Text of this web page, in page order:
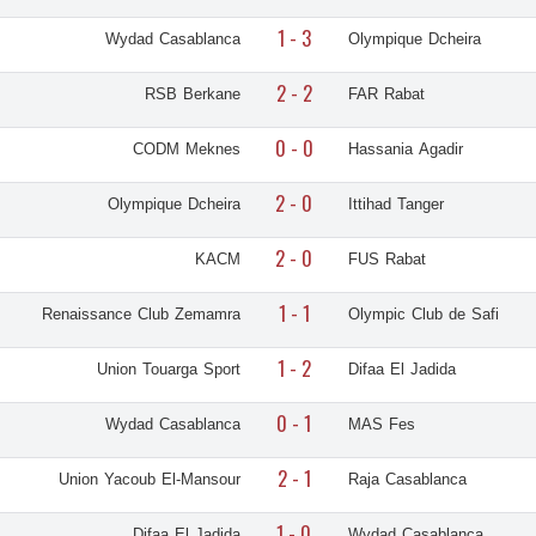
Wydad Casablanca 1 - 3 Olympique Dcheira
RSB Berkane 2 - 2 FAR Rabat
CODM Meknes 0 - 0 Hassania Agadir
Olympique Dcheira 2 - 0 Ittihad Tanger
KACM 2 - 0 FUS Rabat
Renaissance Club Zemamra 1 - 1 Olympic Club de Safi
Union Touarga Sport 1 - 2 Difaa El Jadida
Wydad Casablanca 0 - 1 MAS Fes
Union Yacoub El-Mansour 2 - 1 Raja Casablanca